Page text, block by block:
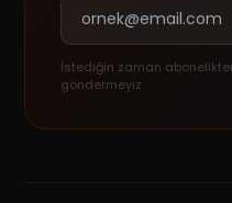
İstediğin zaman
göndermeyiz.